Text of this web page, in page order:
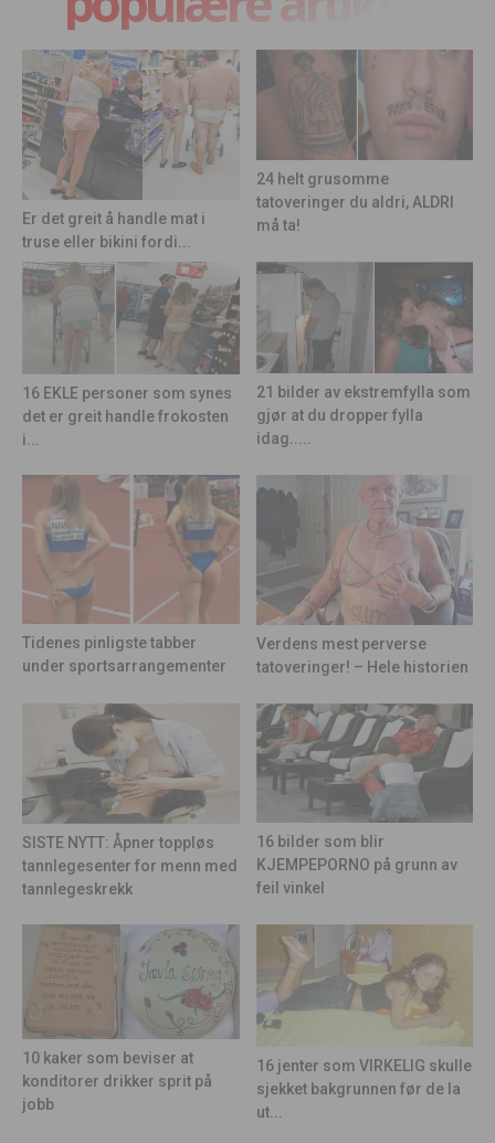
Er det greit å handle mat i
truse eller bikini fordi...
24 helt grusomme
tatoveringer du aldri, ALDRI
må ta!
16 EKLE personer som synes
det er greit handle frokosten
i...
21 bilder av ekstremfylla som
gjør at du dropper fylla
idag.....
Tidenes pinligste tabber
under sportsarrangementer
Verdens mest perverse
tatoveringer! – Hele historien
SISTE NYTT: Åpner toppløs
tannlegesenter for menn med
tannlegeskrekk
16 bilder som blir
KJEMPEPORNO på grunn av
feil vinkel
10 kaker som beviser at
konditorer drikker sprit på
jobb
16 jenter som VIRKELIG skulle
sjekket bakgrunnen før de la
ut...